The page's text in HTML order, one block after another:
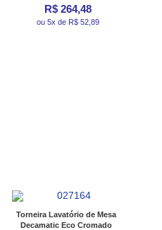
R$ 264,48
ou 5x de R$ 52,89
Torneira Lavatório de Mesa
Decamatic Eco Cromado